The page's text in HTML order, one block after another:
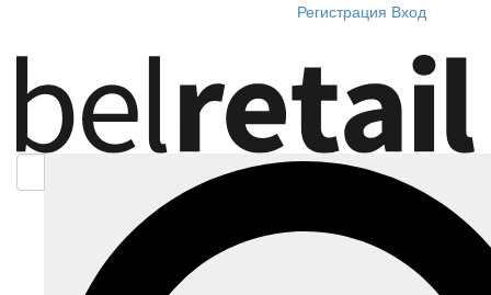
Регистрация Вход